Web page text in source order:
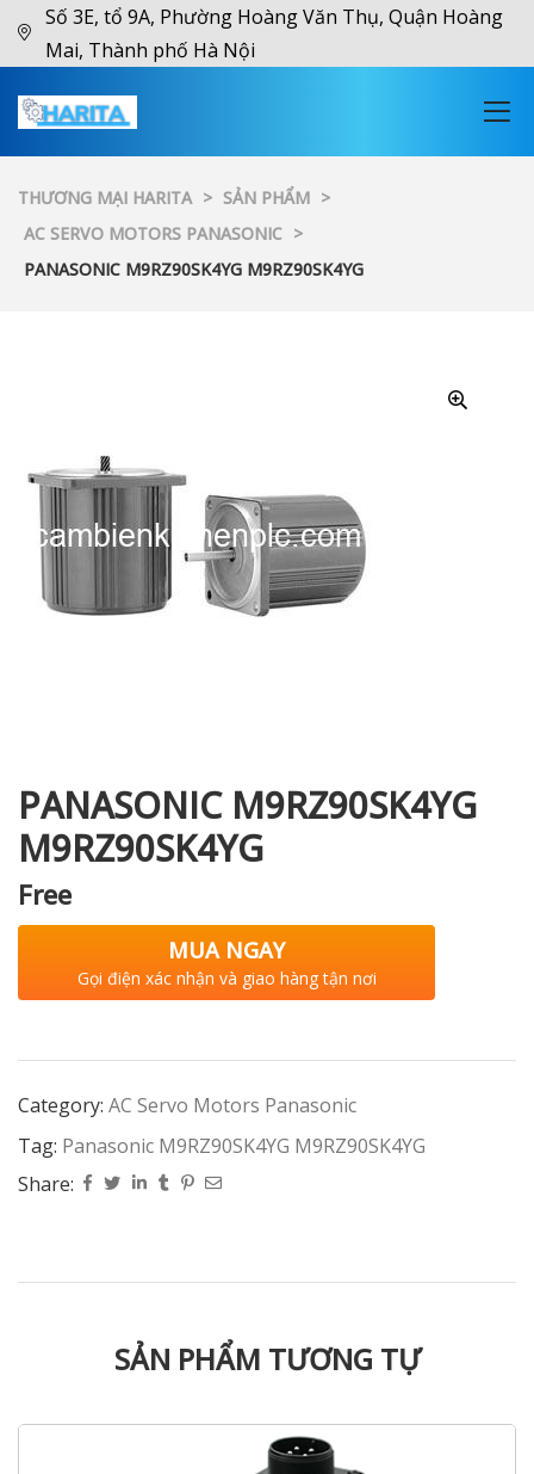
Số 3E, tổ 9A, Phường Hoàng Văn Thụ, Quận Hoàng
Mai, Thành phố Hà Nội
THƯƠNG MẠI HARITA > SẢN PHẨM >
AC SERVO MOTORS PANASONIC >
PANASONIC M9RZ90SK4YG M9RZ90SK4YG
PANASONIC M9RZ90SK4YG
M9RZ90SK4YG
Free
MUA NGAY
Gọi điện xác nhận và giao hàng tận nơi
Category: AC Servo Motors Panasonic
Tag: Panasonic M9RZ90SK4YG M9RZ90SK4YG
Share:
SẢN PHẨM TƯƠNG TỰ